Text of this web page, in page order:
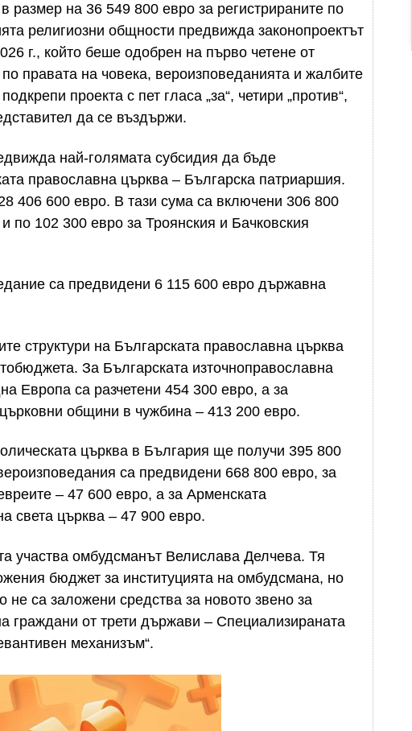
на 36 549 800 евро за регистрираните по
религиозни общности предвижда законопроектът
г., който беше одобрен на първо четене от
правата на човека, вероизповеданията и жалбите
проекта с пет гласа „за“, четири „против“,
да се въздържи.
най-голямата субсидия да бъде
православна църква – Българска патриаршия.
406 600 евро. В тази сума са включени 306 800
по 102 300 евро за Троянския и Бачковския
са предвидени 6 115 600 евро държавна
структури на Българската православна църква
За Българската източноправославна
Европа са разчетени 454 300 евро, а за
общини в чужбина – 413 200 евро.
църква в България ще получи 395 800
са предвидени 668 800 евро, за
– 47 600 евро, а за Арменската
света църква – 47 900 евро.
участва омбудсманът Велислава Делчева. Тя
бюджет за институцията на омбудсмана, но
не са заложени средства за новото звено за
граждани от трети държави – Специализираната
механизъм“.